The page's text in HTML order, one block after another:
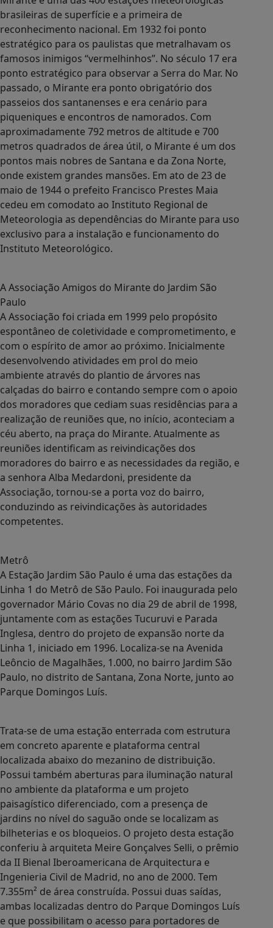
brasileiras de superfície e a primeira de
reconhecimento nacional. Em 1932 foi ponto
estratégico para os paulistas que metralhavam os
famosos inimigos “vermelhinhos”. No século 17 era
ponto estratégico para observar a Serra do Mar. No
passado, o Mirante era ponto obrigatório dos
passeios dos santanenses e era cenário para
piqueniques e encontros de namorados. Com
aproximadamente 792 metros de altitude e 700
metros quadrados de área útil, o Mirante é um dos
pontos mais nobres de Santana e da Zona Norte,
onde existem grandes mansões. Em ato de 23 de
maio de 1944 o prefeito Francisco Prestes Maia
cedeu em comodato ao Instituto Regional de
Meteorologia as dependências do Mirante para uso
exclusivo para a instalação e funcionamento do
Instituto Meteorológico.
A Associação Amigos do Mirante do Jardim São
Paulo
A Associação foi criada em 1999 pelo propósito
espontâneo de coletividade e comprometimento, e
com o espírito de amor ao próximo. Inicialmente
desenvolvendo atividades em prol do meio
ambiente através do plantio de árvores nas
calçadas do bairro e contando sempre com o apoio
dos moradores que cediam suas residências para a
realização de reuniões que, no início, aconteciam a
céu aberto, na praça do Mirante. Atualmente as
reuniões identificam as reivindicações dos
moradores do bairro e as necessidades da região, e
a senhora Alba Medardoni, presidente da
Associação, tornou-se a porta voz do bairro,
conduzindo as reivindicações às autoridades
competentes.
Metrô
A Estação Jardim São Paulo é uma das estações da
Linha 1 do Metrô de São Paulo. Foi inaugurada pelo
governador Mário Covas no dia 29 de abril de 1998,
juntamente com as estações Tucuruvi e Parada
Inglesa, dentro do projeto de expansão norte da
Linha 1, iniciado em 1996. Localiza-se na Avenida
Leôncio de Magalhães, 1.000, no bairro Jardim São
Paulo, no distrito de Santana, Zona Norte, junto ao
Parque Domingos Luís.
Trata-se de uma estação enterrada com estrutura
em concreto aparente e plataforma central
localizada abaixo do mezanino de distribuição.
Possui também aberturas para iluminação natural
no ambiente da plataforma e um projeto
paisagístico diferenciado, com a presença de
jardins no nível do saguão onde se localizam as
bilheterias e os bloqueios. O projeto desta estação
conferiu à arquiteta Meire Gonçalves Selli, o prêmio
da II Bienal Iberoamericana de Arquitectura e
Ingenieria Civil de Madrid, no ano de 2000. Tem
7.355m² de área construída. Possui duas saídas,
ambas localizadas dentro do Parque Domingos Luís
e que possibilitam o acesso para portadores de